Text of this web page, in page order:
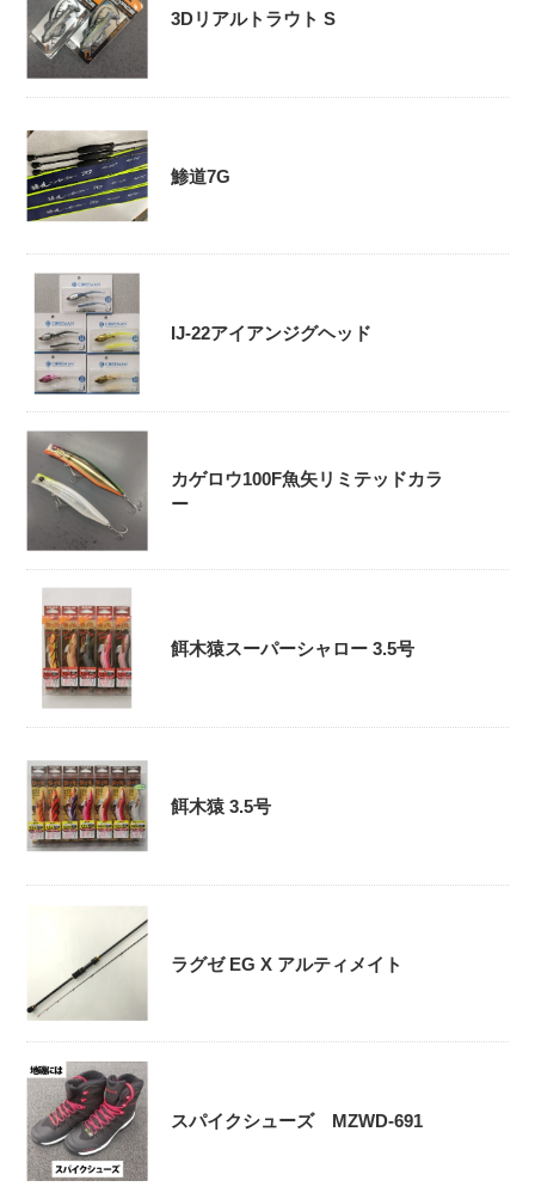
3Dリアルトラウト S
鯵道7G
IJ-22アイアンジグヘッド
カゲロウ100F魚矢リミテッドカラ
ー
餌木猿スーパーシャロー 3.5号
餌木猿 3.5号
ラグゼ EG X アルティメイト
スパイクシューズ MZWD-691